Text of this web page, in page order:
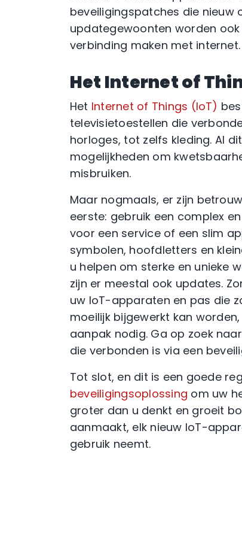
beveiligingspatches die nieuw
updategewoonten worden
verbinding maken met
Het Internet of
Het Internet of Things (IoT)
televisietoestellen die
horloges, tot zelfs kleding. Al
mogelijkheden om
misbruiken.
Maar nogmaals, er zijn
eerste: gebruik een complex
voor een service of een slim
symbolen, hoofdletters en
u helpen om sterke en unieke
zijn er meestal ook updates.
uw IoT-apparaten en pas die
moeilijk bijgewerkt kan
aanpak nodig. Ga op zoek
die verbonden is via een
Tot slot, en dit is een goede
beveiligingsoplossing om uw
groter dan u denkt en groeit
aanmaakt, elk nieuw IoT-
gebruik neemt.